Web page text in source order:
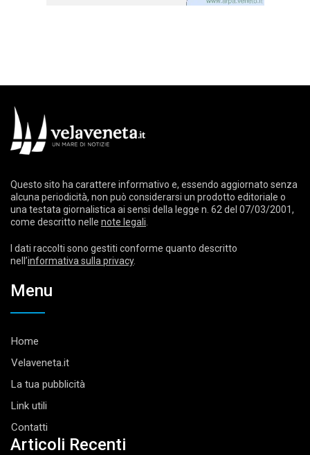
Questo sito ha carattere informativo e, essendo aggiornato senza
alcuna periodicità, non può considerarsi un prodotto editoriale o
una testata giornalistica ai sensi della legge n. 62 del 07/03/2001,
come descritto nelle note legali
I dati raccolti sono gestiti conforme quanto descritto
nell’informativa sulla privacy.
Menu
Home
Velaveneta.it
La tua pubblicità
Link utili
Contatti
Articoli Recenti